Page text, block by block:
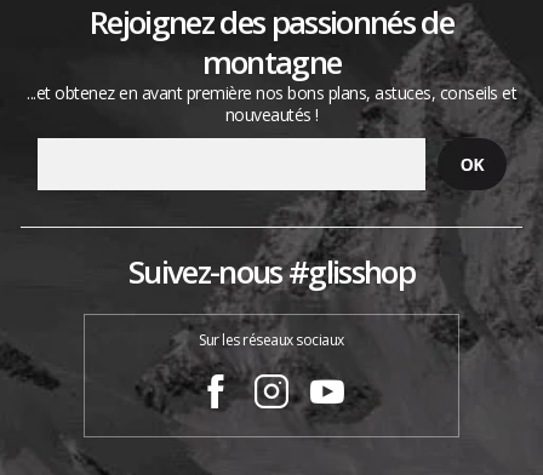
Rejoignez des passionnés de
montagne
...et obtenez en avant première nos bons plans, astuces, conseils et
nouveautés !
Suivez-nous #glisshop
Sur les réseaux sociaux